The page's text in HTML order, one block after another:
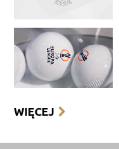
WIĘCEJ